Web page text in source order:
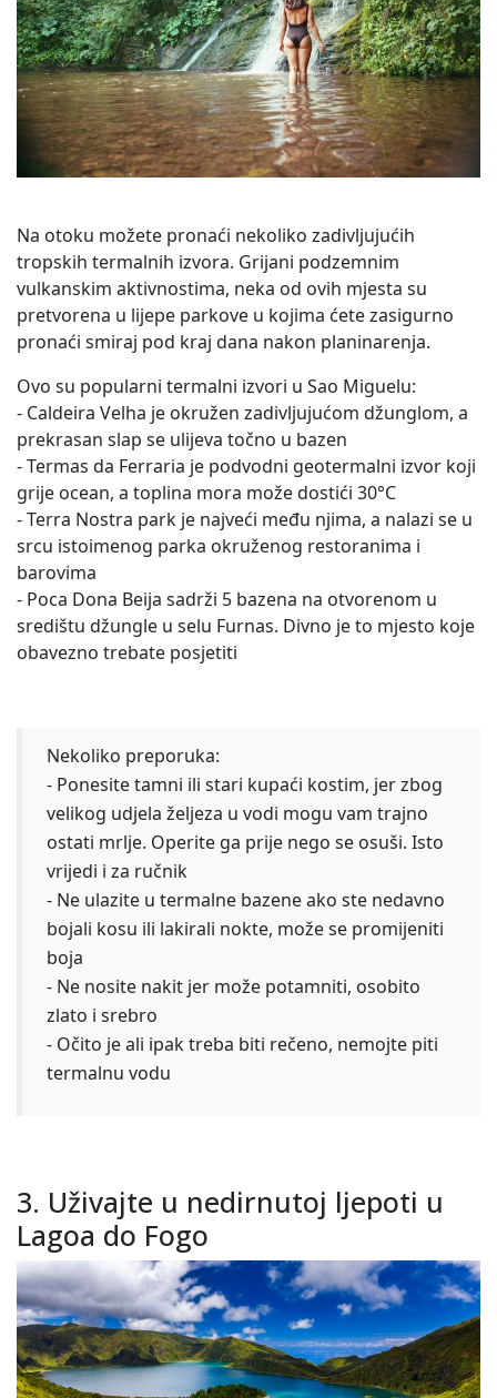
Na otoku možete pronaći nekoliko zadivljujućih
tropskih termalnih izvora. Grijani podzemnim
vulkanskim aktivnostima, neka od ovih mjesta su
pretvorena u lijepe parkove u kojima ćete zasigurno
pronaći smiraj pod kraj dana nakon planinarenja.
Ovo su popularni termalni izvori u Sao Miguelu:
- Caldeira Velha je okružen zadivljujućom džunglom, a
prekrasan slap se ulijeva točno u bazen
- Termas da Ferraria je podvodni geotermalni izvor koji
grije ocean, a toplina mora može dostići 30°C
- Terra Nostra park je najveći među njima, a nalazi se u
srcu istoimenog parka okruženog restoranima i
barovima
- Poca Dona Beija sadrži 5 bazena na otvorenom u
središtu džungle u selu Furnas. Divno je to mjesto koje
obavezno trebate posjetiti
Nekoliko preporuka:
- Ponesite tamni ili stari kupaći kostim, jer zbog
velikog udjela željeza u vodi mogu vam trajno
ostati mrlje. Operite ga prije nego se osuši. Isto
vrijedi i za ručnik
- Ne ulazite u termalne bazene ako ste nedavno
bojali kosu ili lakirali nokte, može se promijeniti
boja
- Ne nosite nakit jer može potamniti, osobito
zlato i srebro
- Očito je ali ipak treba biti rečeno, nemojte piti
termalnu vodu
3. Uživajte u nedirnutoj ljepoti u
Lagoa do Fogo